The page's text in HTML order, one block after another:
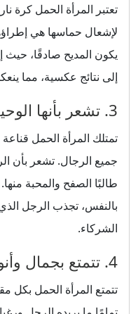
تعتبر المرأة الحمل كرة
لإشعال حماسها هي
يكون المديح صادقًا،
إلى نتائج عكسية، مما
3. تشعر بأنها الوحيدة المرغوبة بين الرجال
تمتلك المرأة الحمل قناعة
جميع الرجال. تشعر بأن
طالبًا الصفح والمحبة
بالنفس، تجذب الرجل
الشركاء.
4. تتمتع بجمال وأنوثة تجذب انتباه الرجل
تتمتع المرأة الحمل بكل